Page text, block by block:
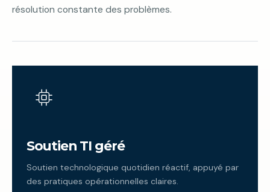
résolution constante des problèmes.
Soutien TI géré
Soutien technologique quotidien réactif, appuyé par
des pratiques opérationnelles claires.